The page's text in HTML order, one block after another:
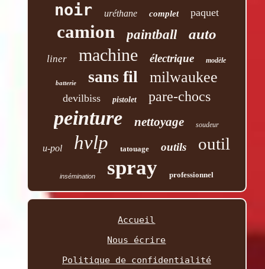
noir uréthane complet paquet
camion paintball auto
liner machine électrique modèle
batterie sans fil milwaukee
devilbiss pistolet pare-chocs
peinture nettoyage soudeur
u-pol hvlp tatouage outils outil
insémination spray professionnel
Accueil
Nous écrire
Politique de confidentialité